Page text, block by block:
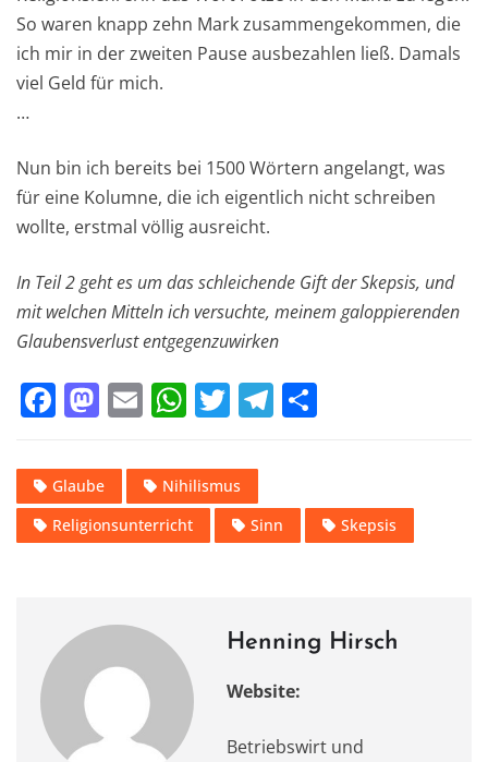
So waren knapp zehn Mark zusammengekommen, die
ich mir in der zweiten Pause ausbezahlen ließ. Damals
viel Geld für mich.
…
Nun bin ich bereits bei 1500 Wörtern angelangt, was
für eine Kolumne, die ich eigentlich nicht schreiben
wollte, erstmal völlig ausreicht.
In Teil 2 geht es um das schleichende Gift der Skepsis, und
mit welchen Mitteln ich versuchte, meinem galoppierenden
Glaubensverlust entgegenzuwirken
F
c
e
b
k
M
st
o
d
E
ai
l
W
at
s
A
T
it
te
r
T
gr
a
n
Glaube
Nihilismus
Religionsunterricht
Sinn Skepsis
Henning Hirsch
Website:
Betriebswirt und